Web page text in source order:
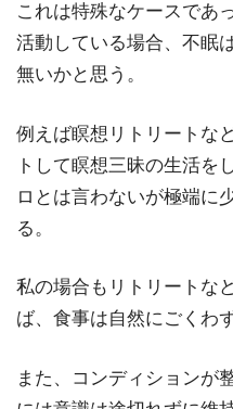
これは特殊なケースであ
活動している場合、不眠
無いかと思う。
例えば瞑想リトリートな
トして瞑想三昧の生活を
ロとは言わないが極端に
る。
私の場合もリトリートな
ば、食事は自然にごくわ
また、コンディションが